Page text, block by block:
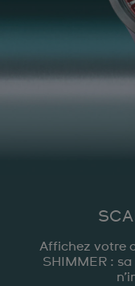
Affichez votre
SHIMMER :